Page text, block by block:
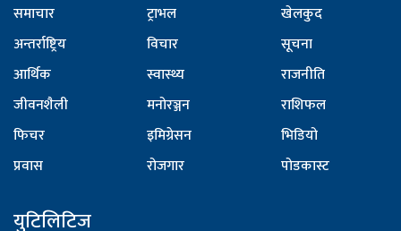
समाचार
अन्तर्राष्ट्रिय
आर्थिक
जीवनशैली
फिचर
प्रवास
ट्राभल
विचार
स्वास्थ्य
मनोरञ्जन
इमिग्रेसन
रोजगार
खेलकुद
सूचना
राजनीति
राशिफल
भिडियो
पोडकास्ट
युटिलिटिज